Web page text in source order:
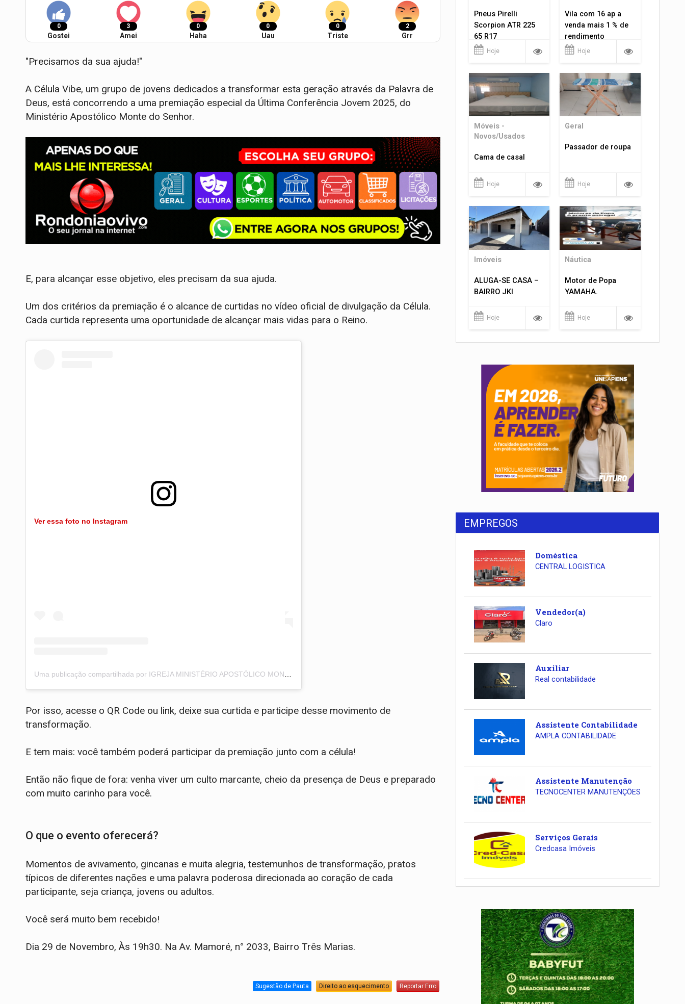
0
Gostei
3
Amei
0
Haha
0
Uau
0
Triste
2
Grr
"Precisamos da sua ajuda!"
A Célula Vibe, um grupo de jovens dedicados a transformar esta geração através da Palavra de
Deus, está concorrendo a uma premiação especial da Última Conferência Jovem 2025, do
Ministério Apostólico Monte do Senhor.
E, para alcançar esse objetivo, eles precisam da sua ajuda.
Um dos critérios da premiação é o alcance de curtidas no vídeo oficial de divulgação da Célula.
Cada curtida representa uma oportunidade de alcançar mais vidas para o Reino.
Ver essa foto no Instagram
Por isso, acesse o QR Code ou link, deixe sua curtida e participe desse movimento de
transformação.
E tem mais: você também poderá participar da premiação junto com a célula!
Então não fique de fora: venha viver um culto marcante, cheio da presença de Deus e preparado
com muito carinho para você.
O que o evento oferecerá?
Momentos de avivamento, gincanas e muita alegria, testemunhos de transformação, pratos
típicos de diferentes nações e uma palavra poderosa direcionada ao coração de cada
participante, seja criança, jovens ou adultos.
Você será muito bem recebido!
Dia 29 de Novembro, Às 19h30. Na Av. Mamoré, n° 2033, Bairro Três Marias.
Sugestão de Pauta Direito ao esquecimento Reportar Erro
Pneus Pirelli
Scorpion ATR 225
65 R17
Hoje
Vila com 16 ap a
venda mais 1 % de
rendimento
Hoje
Móveis -
Novos/Usados
Cama de casal
Hoje
Geral
Passador de roupa
Hoje
Imóveis
ALUGA-SE CASA –
BAIRRO JKI
Hoje
Náutica
Motor de Popa
YAMAHA.
Hoje
EMPREGOS
Doméstica
CENTRAL LOGISTICA
Vendedor(a)
Claro
Auxiliar
Real contabilidade
Assistente Contabilidade
AMPLA CONTABILIDADE
Assistente Manutenção
TECNOCENTER MANUTENÇÕES
Serviços Gerais
Credcasa Imóveis